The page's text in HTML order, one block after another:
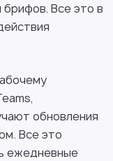
Все это в
обновления
Все это
ежедневные